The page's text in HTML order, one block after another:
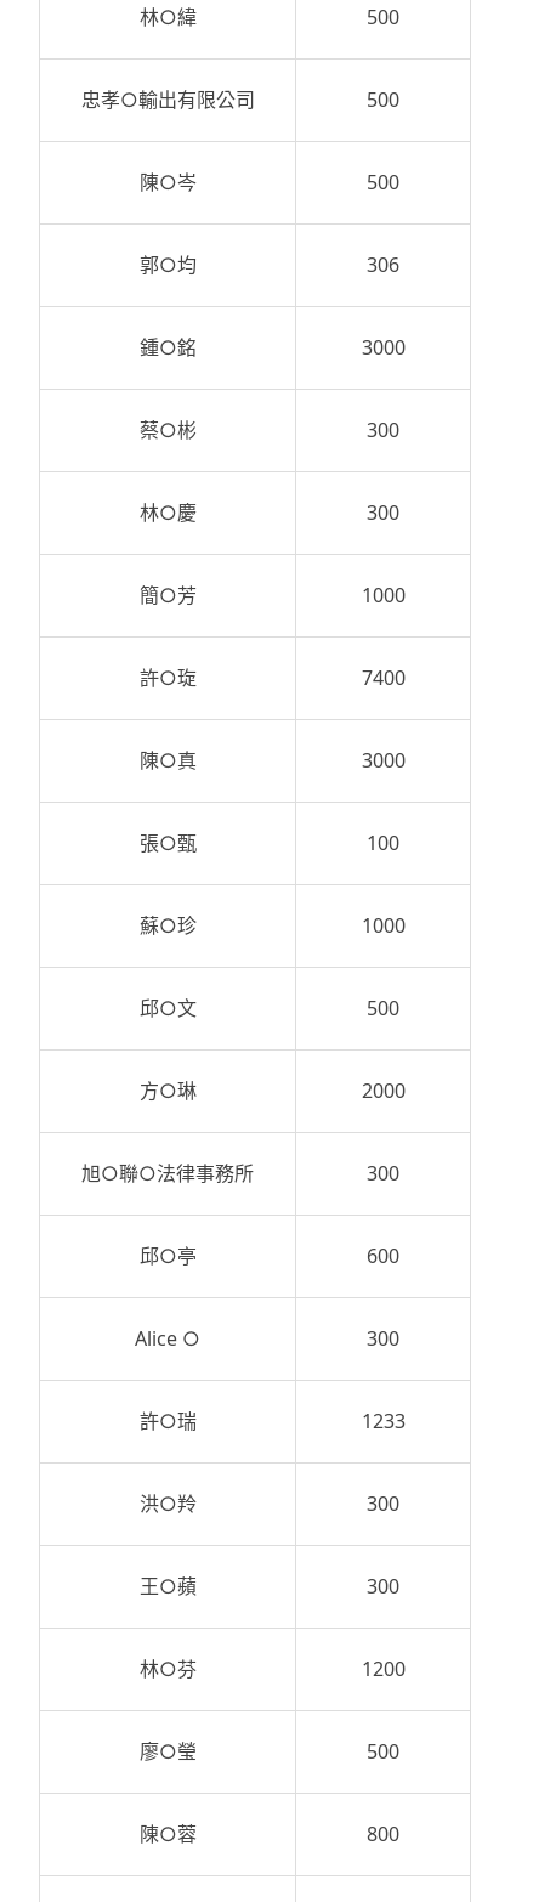
林○緯 500
忠孝○輸出有限公司 500
陳○岑 500
郭○均 306
鍾○銘 3000
蔡○彬 300
林○慶 300
簡○芳 1000
許○琁 7400
陳○真 3000
張○甄 100
蘇○珍 1000
邱○文 500
方○琳 2000
旭○聯○法律事務所 300
邱○亭 600
Alice ○ 300
許○瑞 1233
洪○羚 300
王○蘋 300
林○芬 1200
廖○瑩 500
陳○蓉 800